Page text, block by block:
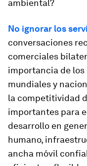
ambiental?
No ignorar los
conversaciones
comerciales
importancia de los
mundiales y
la competitividad
importantes para
desarrollo en
humano,
ancha móvil